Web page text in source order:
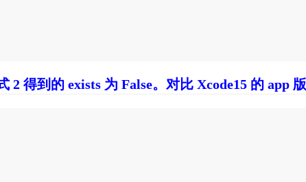
得到的 exists 为 False。对比 Xcode15 的 app